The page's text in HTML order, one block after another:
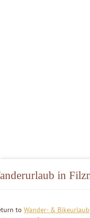
in
to Wander- & Bikeurlaub